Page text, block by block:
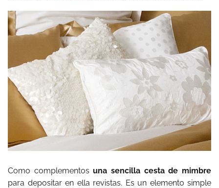
Como complementosuna sencilla cesta de mimbre
para depositar en ella revistas. Es un elemento simple